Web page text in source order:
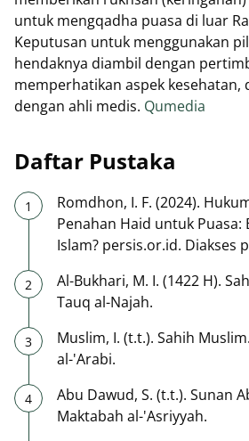
untuk mengqadha puasa di luar
Keputusan untuk menggunakan
hendaknya diambil dengan
memperhatikan aspek kesehatan,
dengan ahli medis. Qumedia
Daftar Pustaka
Romdhon, I. F. (2024).
Penahan Haid untuk Puasa:
Islam? persis.or.id. Diakses
Al-Bukhari, M. I. (1422 H).
Tauq al-Najah.
Muslim, I. (t.t.). Sahih
al-'Arabi.
Abu Dawud, S. (t.t.). Sunan
Maktabah al-'Asriyyah.